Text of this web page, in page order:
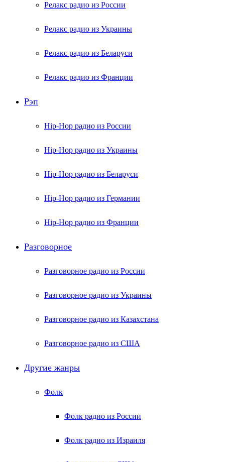
Релакс радио из России
Релакс радио из Украины
Релакс радио из Беларуси
Релакс радио из Франции
Рэп
Hip-Hop радио из России
Hip-Hop радио из Украины
Hip-Hop радио из Беларуси
Hip-Hop радио из Германии
Hip-Hop радио из Франции
Разговорное
Разговорное радио из России
Разговорное радио из Украины
Разговорное радио из Казахстана
Разговорное радио из США
Другие жанры
Фолк
Фолк радио из России
Фолк радио из Израиля